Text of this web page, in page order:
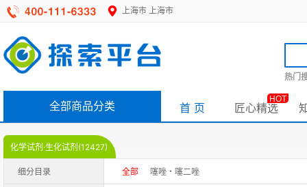
上海市 上海市
热门
全部商品分类 首 页 匠心精选
HOT
化学试剂·生化试剂(12427)
细分目录 全部 噻唑・噻二唑